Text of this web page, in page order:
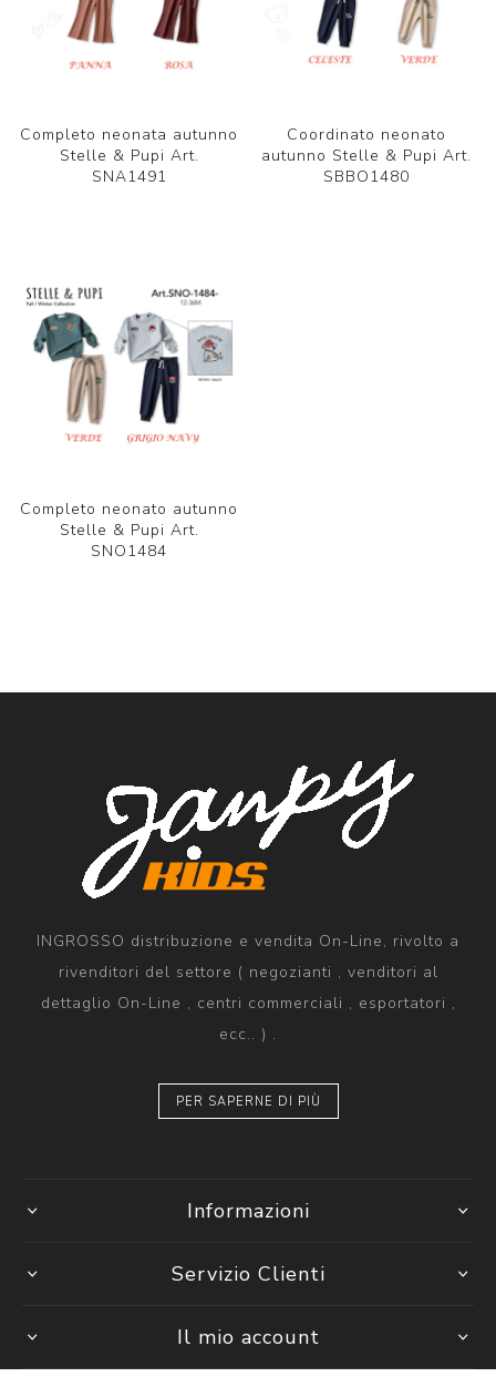
Completo neonata autunno
Stelle & Pupi Art.
SNA1491
Coordinato neonato
autunno Stelle & Pupi Art.
SBBO1480
Completo neonato autunno
Stelle & Pupi Art.
SNO1484
INGROSSO distribuzione e vendita On-Line, rivolto a
rivenditori del settore ( negozianti , venditori al
dettaglio On-Line , centri commerciali , esportatori ,
ecc.. ) .
PER SAPERNE DI PIÙ
Informazioni
Servizio Clienti
Il mio account